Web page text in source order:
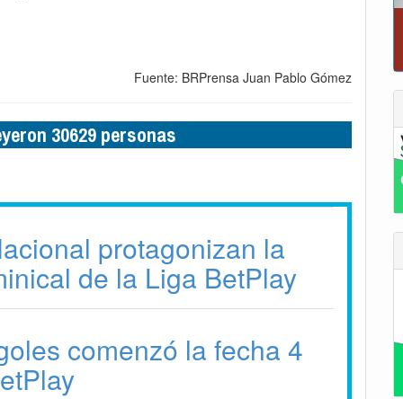
Fuente: BRPrensa Juan Pablo Gómez
30629 personas
protagonizan la
de la Liga BetPlay
comenzó la fecha 4